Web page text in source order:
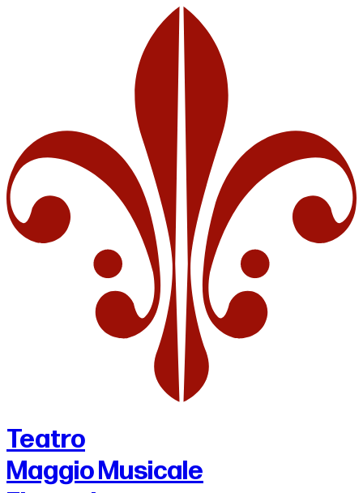
Teatro
Maggio Musicale